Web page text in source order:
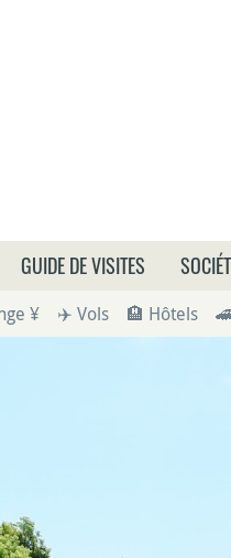
Que
GUIDE DE VISITES
¥ ✈️ Vols 🏨 Hôtels